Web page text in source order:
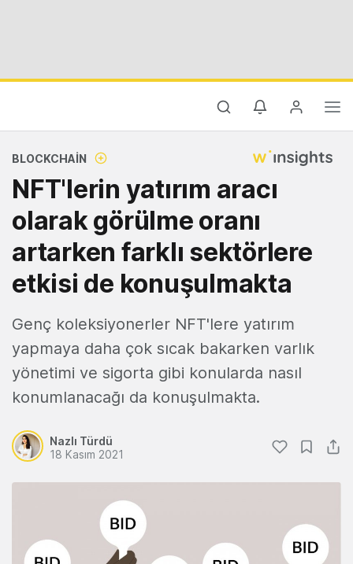
BLOCKCHAIN
NFT'lerin yatırım aracı
olarak görülme oranı
artarken farklı sektörlere
etkisi de konuşulmakta
Genç koleksiyonerler NFT'lere yatırım
yapmaya daha çok sıcak bakarken varlık
yönetimi ve sigorta gibi konularda nasıl
konumlanacağı da konuşulmakta.
Nazlı Türdü
18 Kasım 2021